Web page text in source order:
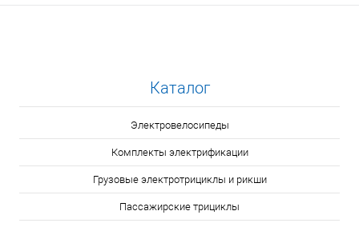
Каталог
Электровелосипеды
Комплекты электрификации
Грузовые электротрициклы и рикши
Пассажирские трициклы